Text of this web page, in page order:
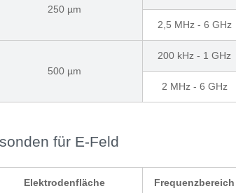
250 µm
2,5 MHz - 6 GHz
500 µm
200 kHz - 1 GHz
2 MHz - 6 GHz
für E-Feld
Elektrodenfläche Frequenzbereich